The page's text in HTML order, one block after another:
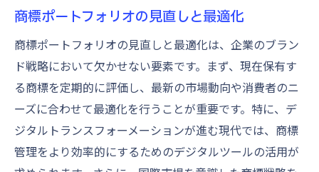
商標ポートフォリオの見直しと最適化
商標ポートフォリオの見直しと最適化は、企業のブラン
ド戦略において欠かせない要素です。まず、現在保有す
る商標を定期的に評価し、最新の市場動向や消費者のニ
ーズに合わせて最適化を行うことが重要です。特に、デ
ジタルトランスフォーメーションが進む現代では、商標
管理をより効率的にするためのデジタルツールの活用が